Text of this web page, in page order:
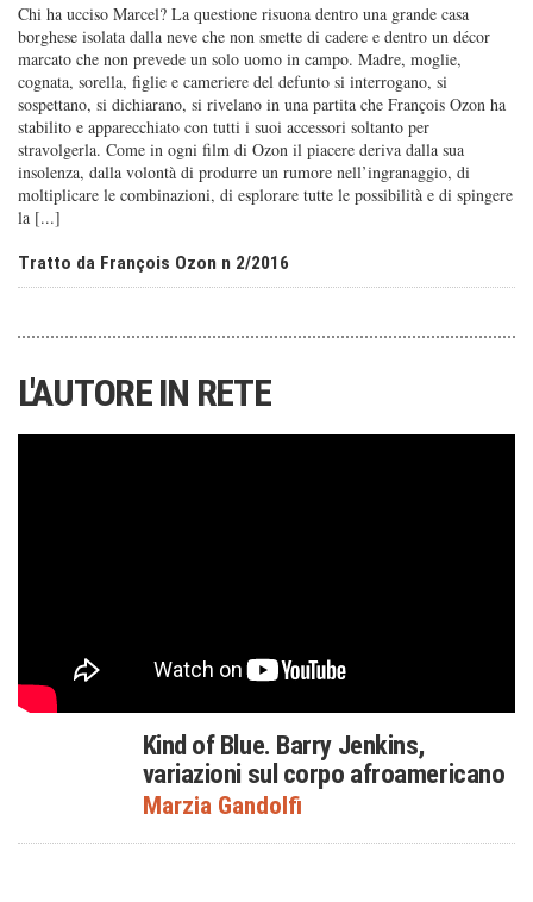
Chi ha ucciso Marcel? La questione risuona dentro una grande casa
borghese isolata dalla neve che non smette di cadere e dentro un décor
marcato che non prevede un solo uomo in campo. Madre, moglie,
cognata, sorella, figlie e cameriere del defunto si interrogano, si
sospettano, si dichiarano, si rivelano in una partita che François Ozon ha
stabilito e apparecchiato con tutti i suoi accessori soltanto per
stravolgerla. Come in ogni film di Ozon il piacere deriva dalla sua
insolenza, dalla volontà di produrre un rumore nell’ingranaggio, di
moltiplicare le combinazioni, di esplorare tutte le possibilità e di spingere
la [...]
Tratto da François Ozon n 2/2016
L'AUTORE IN RETE
Kind of Blue. Barry Jenkins,
variazioni sul corpo afroamericano
Marzia Gandolfi